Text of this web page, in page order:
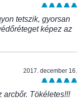
tetszik, gyorsan
képez az
2017. december 16.
arcbőr. Tökéletes!!!